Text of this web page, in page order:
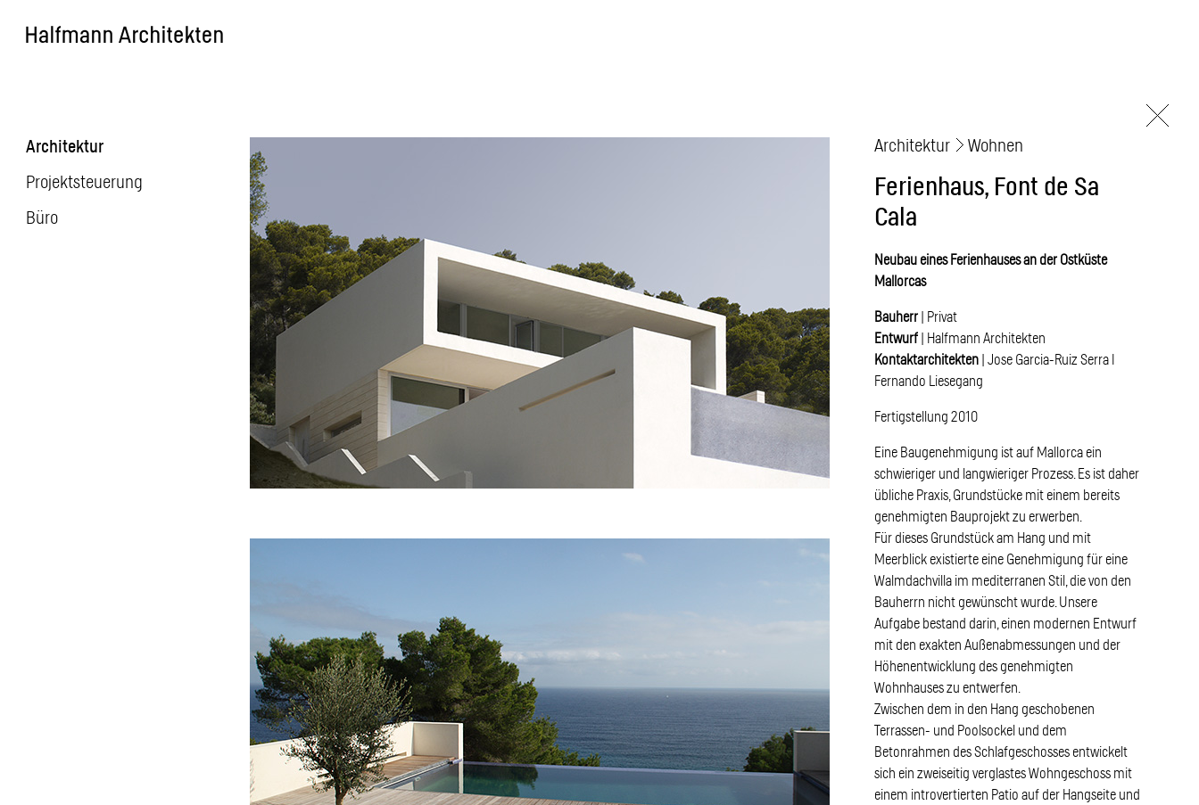
Architektur
Projektsteuerung
Büro
Architektur Wohnen
Ferienhaus, Font de Sa
Cala
Neubau eines Ferienhauses an der Ostküste
Mallorcas
Bauherr | Privat
Entwurf | Halfmann Architekten
Kontaktarchitekten | Jose Garcia-Ruiz Serra I
Fernando Liesegang
Fertigstellung 2010
Eine Baugenehmigung ist auf Mallorca ein
schwieriger und langwieriger Prozess. Es ist daher
übliche Praxis, Grundstücke mit einem bereits
genehmigten Bauprojekt zu erwerben.
Für dieses Grundstück am Hang und mit
Meerblick existierte eine Genehmigung für eine
Walmdachvilla im mediterranen Stil, die von den
Bauherrn nicht gewünscht wurde. Unsere
Aufgabe bestand darin, einen modernen Entwurf
mit den exakten Außenabmessungen und der
Höhenentwicklung des genehmigten
Wohnhauses zu entwerfen.
Zwischen dem in den Hang geschobenen
Terrassen- und Poolsockel und dem
Betonrahmen des Schlafgeschosses entwickelt
sich ein zweiseitig verglastes Wohngeschoss mit
einem introvertierten Patio auf der Hangseite und